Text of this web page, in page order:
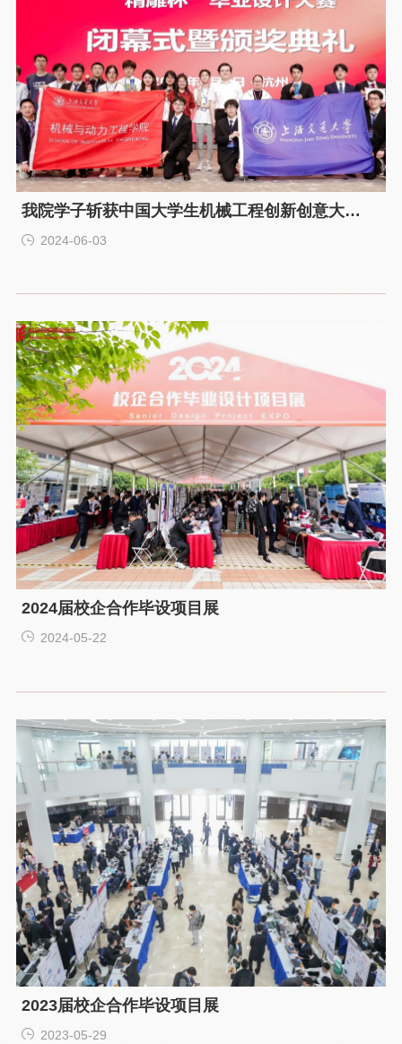
我院学子斩获中国大学生机械工程创新创意大
赛“精雕杯”毕业设计大赛金银铜奖
2024-06-03
2024届校企合作毕设项目展
2024-05-22
2023届校企合作毕设项目展
2023-05-29